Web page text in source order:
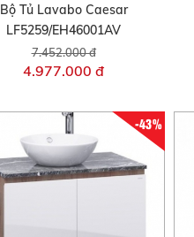
Bộ Tủ Lavabo Caesar
LF5259/EH46001AV
7.452.000 đ
4.977.000 đ
-43%